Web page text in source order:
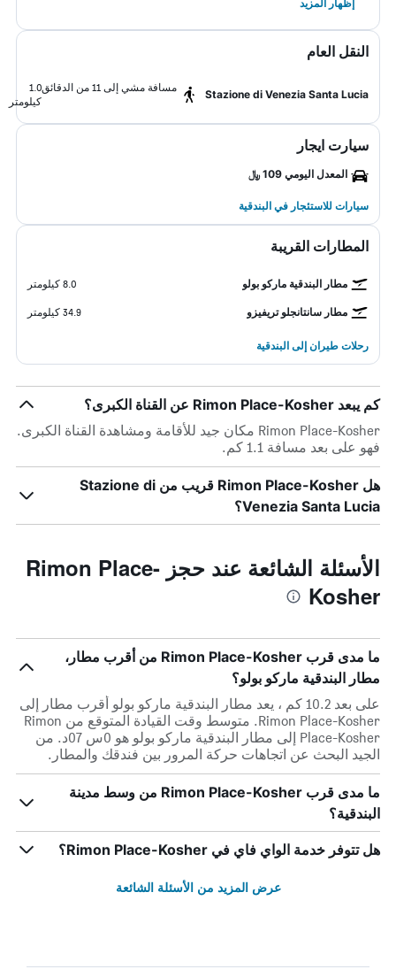
النقل العام
Stazione di Venezia Santa Lucia
مسافة مشي إلى 11 من الدقائق
1.0
كيلومتر
سيارت ايجار
المعدل اليومي 109 ﷼
سيارات للاستئجار في البندقية
المطارات القريبة
مطار البندقية ماركو بولو 8.0 كيلومتر
مطار سانتانجلو تريفيزو 34.9 كيلومتر
رحلات طيران إلى البندقية
كم يبعد Rimon Place-Kosher عن القناة الكبرى؟
Rimon Place-Kosher مكان جيد للأقامة ومشاهدة القناة الكبرى.
فهو على بعد مسافة 1.1 كم.
هل Rimon Place-Kosher قريب من Stazione di
Venezia Santa Lucia؟
الأسئلة الشائعة عند حجز Rimon Place-
Kosher
ما مدى قرب Rimon Place-Kosher من أقرب مطار،
مطار البندقية ماركو بولو؟
على بعد 10.2 كم ، يعد مطار البندقية ماركو بولو أقرب مطار إلى
Rimon Place-Kosher. متوسط وقت القيادة المتوقع من Rimon
Place-Kosher إلى مطار البندقية ماركو بولو هو 0س 07د. من
الجيد البحث عن اتجاهات حركة المرور بين فندقك والمطار.
ما مدى قرب Rimon Place-Kosher من وسط مدينة
البندقية؟
هل تتوفر خدمة الواي فاي في Rimon Place-Kosher؟
عرض المزيد من الأسئلة الشائعة